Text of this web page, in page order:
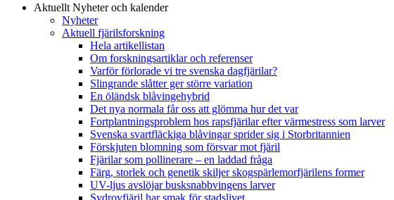
Aktuellt Nyheter och kalender
Nyheter
Aktuell fjärilsforskning
Hela artikellistan
Om forskningsartiklar och referenser
Varför förlorade vi tre svenska dagfjärilar?
Slingrande slåtter ger större variation
En öländsk blåvingehybrid
Det nya normala får oss att glömma hur det var
Fortplantningsproblem hos rapsfjärilar efter värmestress som larver
Svenska svartfläckiga blåvingar sprider sig i Storbritannien
Förskjuten blomning som försvar mot fjäril
Fjärilar som pollinerare – en laddad fråga
Färg, storlek och genetik skiljer skogspärlemorfjärilens former
UV-ljus avslöjar busksnabbvingens larver
Sydrovfjäril har smak för stadslivet